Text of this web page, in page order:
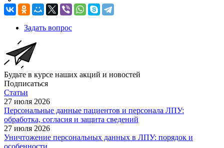
Задать вопрос
Будьте в курсе наших акций и новостей
Подписаться
Статьи
27 июля 2026
Персональные данные пациентов и персонала ЛПУ:
обработка, согласия и защита сведений
27 июля 2026
Уничтожение персональных данных в ЛПУ: порядок и